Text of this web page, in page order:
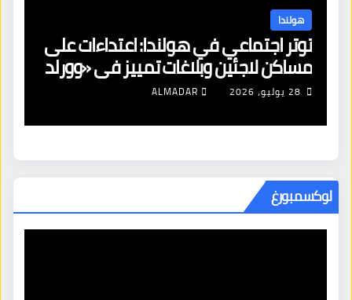
هولندا
توتر اجتماعي في هولندا: اعتداءات على
مساكن لاجئين وبلاغات تمييز في «وورلد
برايد»
28 يوليو، 2026 ALMADAR
لوكسمبورغ